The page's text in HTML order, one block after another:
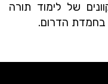
של לימוד תורה
הדרום.